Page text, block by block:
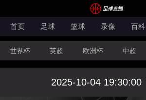
首页 足球 篮球 录像 百科
世界杯 英超 欧洲杯 中超
CBA FIBA洲际杯
2025-10-04 19:30:00